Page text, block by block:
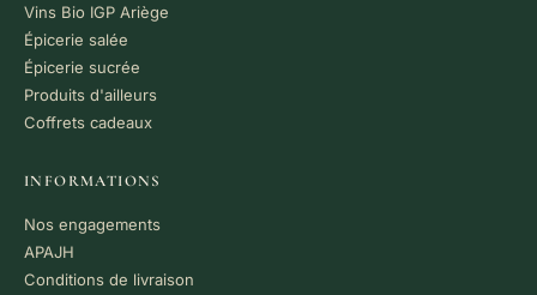
Vins Bio IGP Ariège
Épicerie salée
Épicerie sucrée
Produits d'ailleurs
Coffrets cadeaux
INFORMATIONS
Nos engagements
APAJH
Conditions de livraison